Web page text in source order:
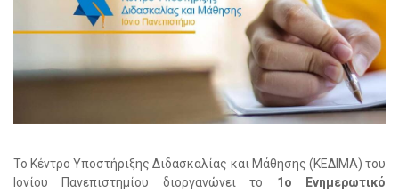
Το Κέντρο Υποστήριξης Διδασκαλίας και Μάθησης (ΚΕΔΙΜΑ) του
Ιονίου Πανεπιστημίου διοργανώνει το 1ο Ενημερωτικό